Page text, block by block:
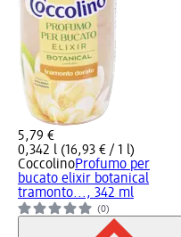
5,79 €
0,342 l (16,93 € / 1 l)
CoccolinoProfumo per
bucato elixir botanical
tramonto..., 342 ml
(0)